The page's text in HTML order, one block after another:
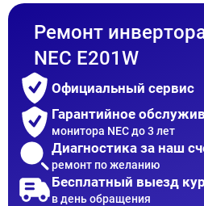
Ремонт
NEC E201W
Официальный сервис
Гарантийное
монитора NEC до 3 лет
Диагностика за наш
ремонт по желанию
Бесплатный выезд
в день обращения